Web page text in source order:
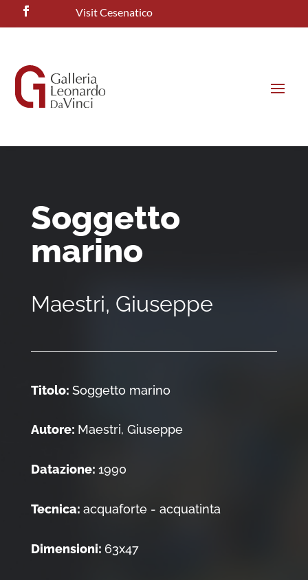
Visit Cesenatico
Soggetto
marino
Maestri, Giuseppe
Titolo: Soggetto marino
Autore: Maestri, Giuseppe
Datazione: 1990
Tecnica: acquaforte - acquatinta
Dimensioni: 63x47